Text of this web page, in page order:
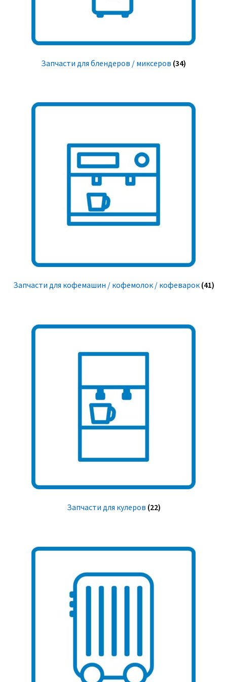
Запчасти для блендеров / миксеров (34)
Запчасти для кофемашин / кофемолок / кофеварок (41)
Запчасти для кулеров (22)